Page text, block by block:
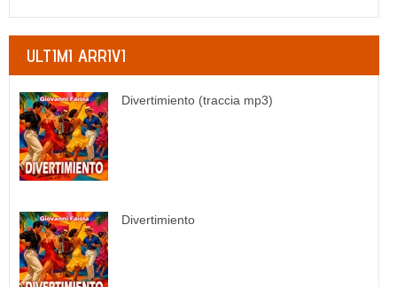
ULTIMI ARRIVI
Divertimiento (traccia mp3)
Divertimiento